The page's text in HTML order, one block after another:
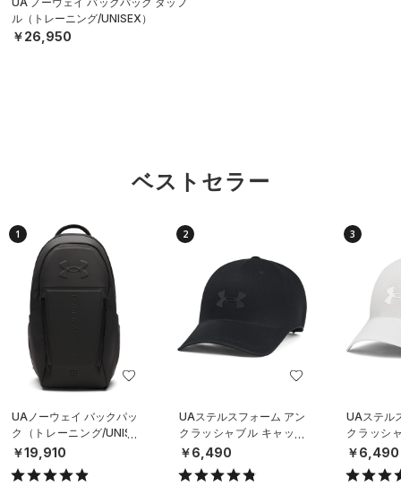
ル（トレーニング/UNISEX）
￥26,950
ベストセラー
1
UAノーウェイ バックパッ
ク（トレーニング/UNISE
X）
￥19,910
2
UAステルスフォーム アン
クラッシャブル キャップ
（ライフスタイル/UNISE
X）
￥6,490
3
UAステル
クラッシ
（ライフ
X）
￥6,490